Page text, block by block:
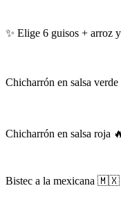
✨ Elige 6 guisos + arroz
Chicharrón en salsa
Chicharrón en salsa roja
Bistec a la mexicana 🇲🇽